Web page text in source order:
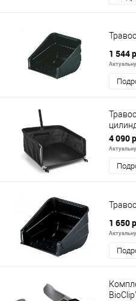
1 544
4 090
1 650